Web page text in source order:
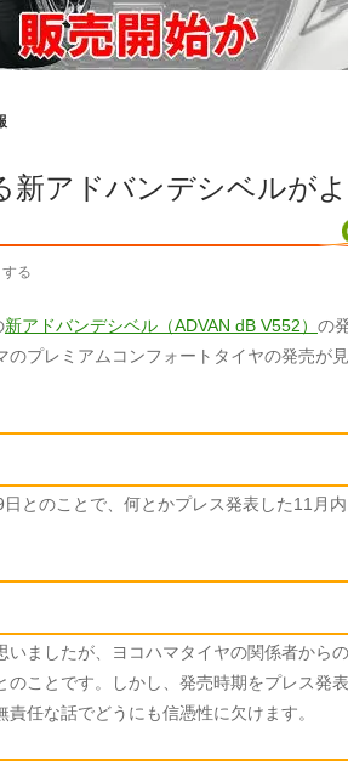
新アドバンデシベルが
る
新アドバンデシベル（ADVAN dB V552） の
プレミアムコンフォートタイヤの発売が
とのことで、何とかプレス発表した11月
いましたが、ヨコハマタイヤの関係者から
のことです。しかし、発売時期をプレス発
任な話でどうにも信憑性に欠けます。